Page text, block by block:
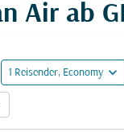
Air ab
1 Reisender, Economy expand_more